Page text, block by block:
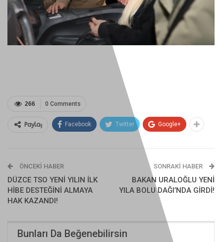
0 Comments
266
Paylaş Facebook Twitter Google+
ÖNCEKI HABER
DÜZCE TSO YENİ YILIN İLK
HİBE DESTEĞİNİ ALMAYA
HAK KAZANDI!
SONRAKI HABER
BAKAN URALOĞLU YENİ
YILA BOLU DAĞI’NDA GİRDİ!
Bunları Da Beğenebilirsin